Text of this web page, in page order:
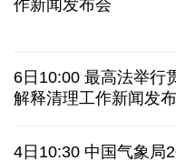
活力中国调研行丨弯道
伊朗：与阿曼“接近”
作新闻发布会
6日10:00 最高法举行
解释清理工作新闻发
4日10:30 中国气象局